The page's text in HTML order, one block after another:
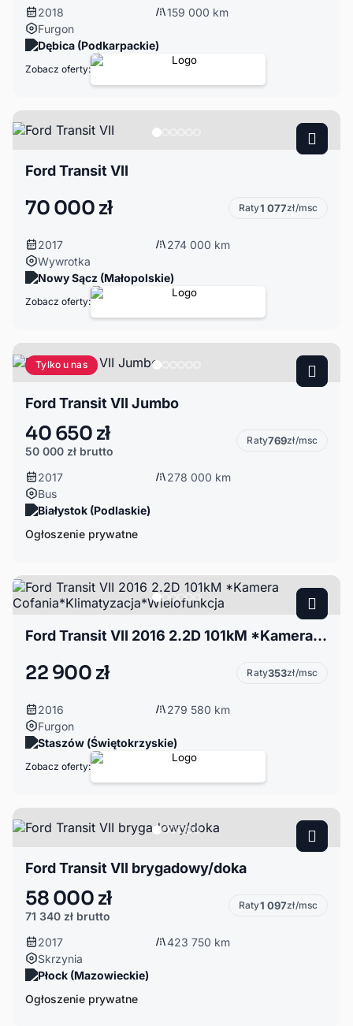
2018
159 000 km
Furgon
Dębica (Podkarpackie)
Zobacz oferty:
Ford Transit VII
70 000 zł Raty1 077zł/msc
2017
274 000 km
Wywrotka
Nowy Sącz (Małopolskie)
Zobacz oferty:
Tylko u nas
Ford Transit VII Jumbo
40 650 zł
50 000 zł brutto
Raty769zł/msc
2017
278 000 km
Bus
Białystok (Podlaskie)
Ogłoszenie prywatne
Ford Transit VII 2016 2.2D 101kM *Kamera Cofania*Klimatyzacja*Wielofunkcja
22 900 zł Raty353zł/msc
2016
279 580 km
Furgon
Staszów (Świętokrzyskie)
Zobacz oferty:
Ford Transit VII brygadowy/doka
58 000 zł
71 340 zł brutto
Raty1 097zł/msc
2017
423 750 km
Skrzynia
Płock (Mazowieckie)
Ogłoszenie prywatne